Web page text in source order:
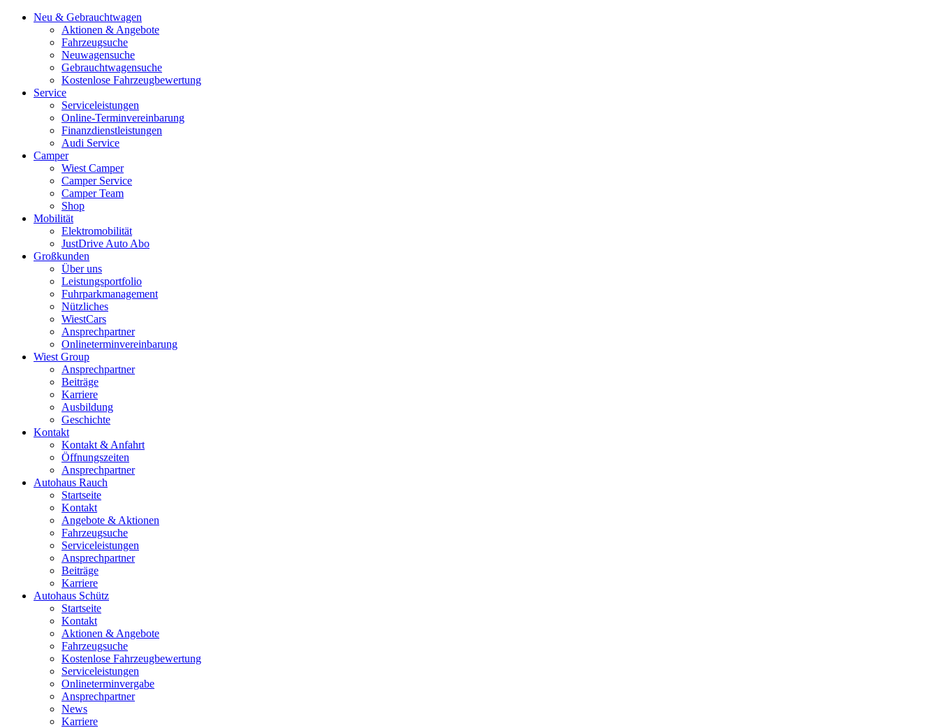
Neu & Gebrauchtwagen
Aktionen & Angebote
Fahrzeugsuche
Neuwagensuche
Gebrauchtwagensuche
Kostenlose Fahrzeugbewertung
Service
Serviceleistungen
Online-Terminvereinbarung
Finanzdienstleistungen
Audi Service
Camper
Wiest Camper
Camper Service
Camper Team
Shop
Mobilität
Elektromobilität
JustDrive Auto Abo
Großkunden
Über uns
Leistungsportfolio
Fuhrparkmanagement
Nützliches
WiestCars
Ansprechpartner
Onlineterminvereinbarung
Wiest Group
Ansprechpartner
Beiträge
Karriere
Ausbildung
Geschichte
Kontakt
Kontakt & Anfahrt
Öffnungszeiten
Ansprechpartner
Autohaus Rauch
Startseite
Kontakt
Angebote & Aktionen
Fahrzeugsuche
Serviceleistungen
Ansprechpartner
Beiträge
Karriere
Autohaus Schütz
Startseite
Kontakt
Aktionen & Angebote
Fahrzeugsuche
Kostenlose Fahrzeugbewertung
Serviceleistungen
Onlineterminvergabe
Ansprechpartner
News
Karriere